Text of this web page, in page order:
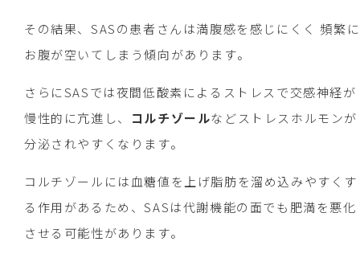
その結果、SASの患者さんは満腹感を感じにくく 頻繁に
お腹が空いてしまう傾向があります。
さらにSASでは夜間低酸素によるストレスで交感神経が
慢性的に亢進し、
コルチゾールなどストレスホルモンが
分泌されやすくなります。
コルチゾールには血糖値を上げ脂肪を溜め込みやすくす
る作用があるため、SASは代謝機能の面でも肥満を悪化
させる可能性があります。